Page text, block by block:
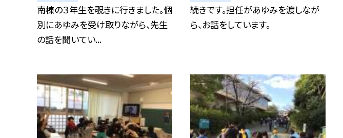
南棟の３年生を覗きに行きました。個
別にあゆみを受け取りながら、先生
の話を聞いてい...
続きです。担任があゆみを渡しなが
ら、お話をしています。